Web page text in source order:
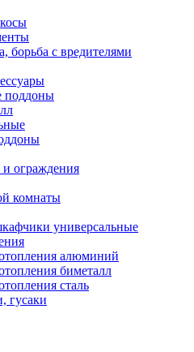
борьба с вредителями
поддоны
ограждения
комнаты
универсальные
алюминий
биметалл
сталь
гусаки